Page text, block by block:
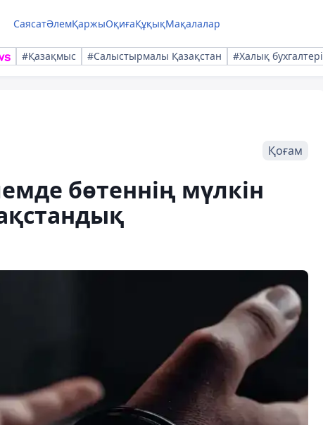
СаясатӘлемҚаржыОқиғаҚұқықМақалалар
#Қазақмыс #Салыстырмалы Қазақстан #Халық бухгалтері
Қоғам
бөтеннің мүлкін